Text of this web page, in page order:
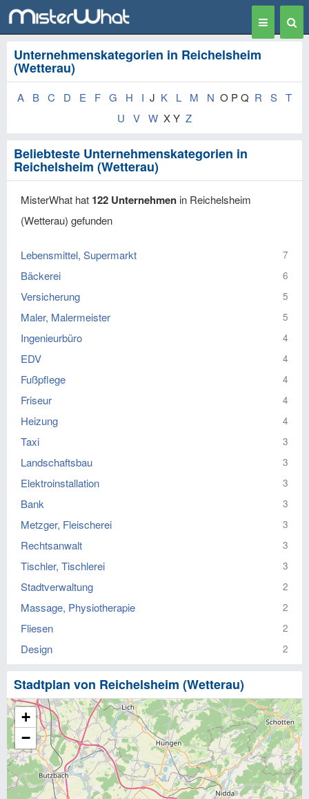
Toggle
navigation
Unternehmenskategorien in Reichelsheim
(Wetterau)
A B C D E F G H I J K L M N O P Q R S T
U
V W X Y Z
Beliebteste Unternehmenskategorien in
Reichelsheim (Wetterau)
MisterWhat hat 122 Unternehmen in Reichelsheim
(Wetterau) gefunden
Lebensmittel, Supermarkt 7
Bäckerei 6
Versicherung 5
Maler, Malermeister 5
Ingenieurbüro 4
EDV 4
Fußpflege 4
Friseur 4
Heizung 4
Taxi 3
Landschaftsbau 3
Elektroinstallation 3
Bank 3
Metzger, Fleischerei 3
Rechtsanwalt 3
Tischler, Tischlerei 3
Stadtverwaltung 2
Massage, Physiotherapie 2
Fliesen 2
Design 2
Stadtplan von Reichelsheim (Wetterau)
+
−